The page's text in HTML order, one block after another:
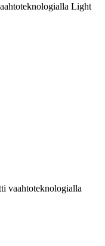
Light
vaahtoteknologialla